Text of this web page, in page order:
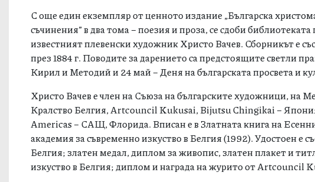
С още един екземпляр от ценното издание „Българска
съчинения” в два тома – поезия и проза, се сдоби
известният плевенски художник Христо Вачев. Сборникът е
през 1884 г. Поводите за дарението са предстоящите светли
Кирил и Методий и 24 май – Деня на българската просвета и
Христо Вачев е член на Съюза на българските художници, на
Кралство Белгия, Artcouncil Kukusai, Bijutsu Chingikai –
Americas – САЩ, Флорида. Вписан е в Златната книга на
академия за съвременно изкуство в Белгия (1992). Удостоен е
Белгия; златен медал, диплом за живопис, златен плакет и
изкуство в Белгия; диплом и награда на журито от Artcouncil